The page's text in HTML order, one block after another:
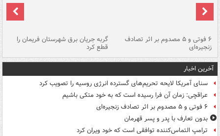
۶ فوتی و ۵ مصدوم بر اثر تصادف
زنجیره‌ای
گربه جریان برق شهرستان فریمان را
قطع کرد
آخرین اخبار
سنای آمریکا لایحه تحریم‌های گسترده انرژی روسیه را تصویب کرد
عراقچی: زمان آن فرا رسیده است که به خود متکی باشیم
۶ فوتی و ۵ مصدوم بر اثر تصادف زنجیره‌ای
بدون تعارف با پدر و پسر قهرمان
ترامپ التماس‌کننده توافقی است که خود ویران کرد